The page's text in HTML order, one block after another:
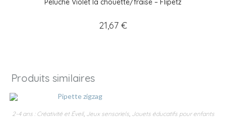
Peluche Violet la chouette/fraise – Flipetz
21,67 €
Produits similaires
2-4 ans : Créativité et Éveil, Jeux sensoriels, Jouets éducatifs pour enfants